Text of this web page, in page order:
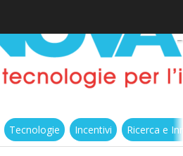
Tecnologie Incentivi Ricerca e